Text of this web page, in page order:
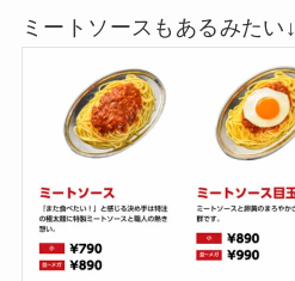
ミートソースもあるみたい↓